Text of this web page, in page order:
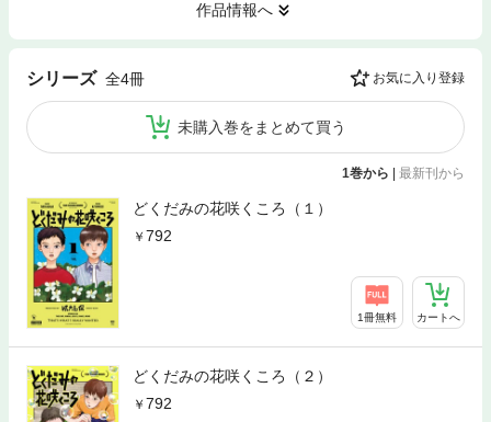
作品情報へ
シリーズ 全4冊 お気に入り登録
未購入巻をまとめて買う
1巻から 最新刊から
どくだみの花咲くころ（１）
792
1冊無料 カートへ
どくだみの花咲くころ（２）
792